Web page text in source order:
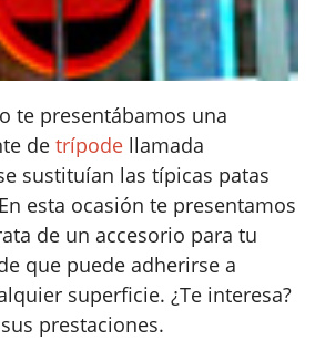
te presentábamos una
de trípode llamada
sustituían las típicas patas
esta ocasión te presentamos
de un accesorio para tu
que puede adherirse a
superficie. ¿Te interesa?
prestaciones.